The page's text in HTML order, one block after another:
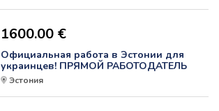
1600.00 €
Официальная работа в Эстонии для
украинцев! ПРЯМОЙ РАБОТОДАТЕЛЬ
Эстония